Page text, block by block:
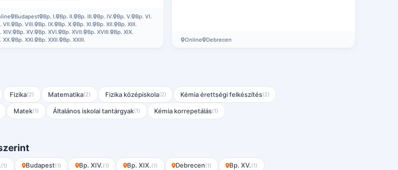
Budapest Bp. I. Bp. II. Bp. III. Bp. IV. Bp. V.
Bp. VI.
VII.
Bp. VIII. Bp. IX. Bp. X. Bp. XI. Bp. XII.
Bp. XIII.
XIV.
Bp. XV. Bp. XVI. Bp. XVII. Bp. XVIII.
Bp. XIX.
XX.
Bp. XXI. Bp. XXII. Bp. XXIII. Online Debrecen
Fizika(2) Matematika(2) Fizika középiskola(2) Kémia érettségi felkészítés(2)
Matek(1) Általános iskolai tantárgyak(1) Kémia korrepetálás(1)
(1) Budapest(1) Bp. XIV.(1) Bp. XIX.(1) Debrecen(1) Bp. XV.(1)